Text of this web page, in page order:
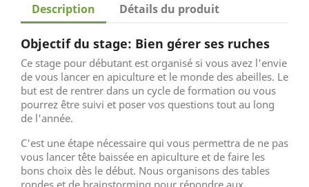
Description Détails du produit
Objectif du stage: Bien gérer ses ruches
Ce stage pour débutant est organisé si vous avez l'envie
de vous lancer en apiculture et le monde des abeilles. Le
but est de rentrer dans un cycle de formation ou vous
pourrez être suivi et poser vos questions tout au long
de l'année.
C'est une étape nécessaire qui vous permettra de ne pas
vous lancer tête baissée en apiculture et de faire les
bons choix dès le début. Nous organisons des tables
rondes et de brainstorming pour répondre aux